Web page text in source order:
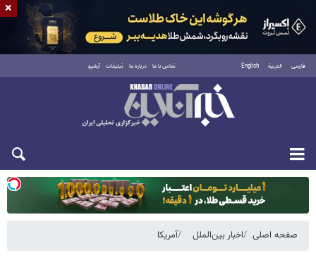
فارسی العربية English تماس با ما درباره ما تبلیغات آرشیو
یکشنبه ۱۸ مرداد ۱۴۰۵
صفحه اصلی اخبار بین‌الملل آمریکا
×